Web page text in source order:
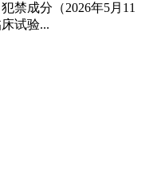
禁成分（2026年5月11
试验...